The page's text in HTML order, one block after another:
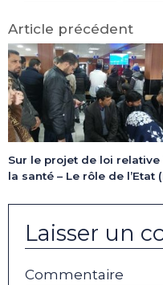
Article précédent
Sur le projet de loi relative
la santé – Le rôle de l’Etat
Laisser un
Commentaire